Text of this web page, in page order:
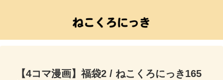
【4コマ漫画】福袋2 / ねこくろにっき165